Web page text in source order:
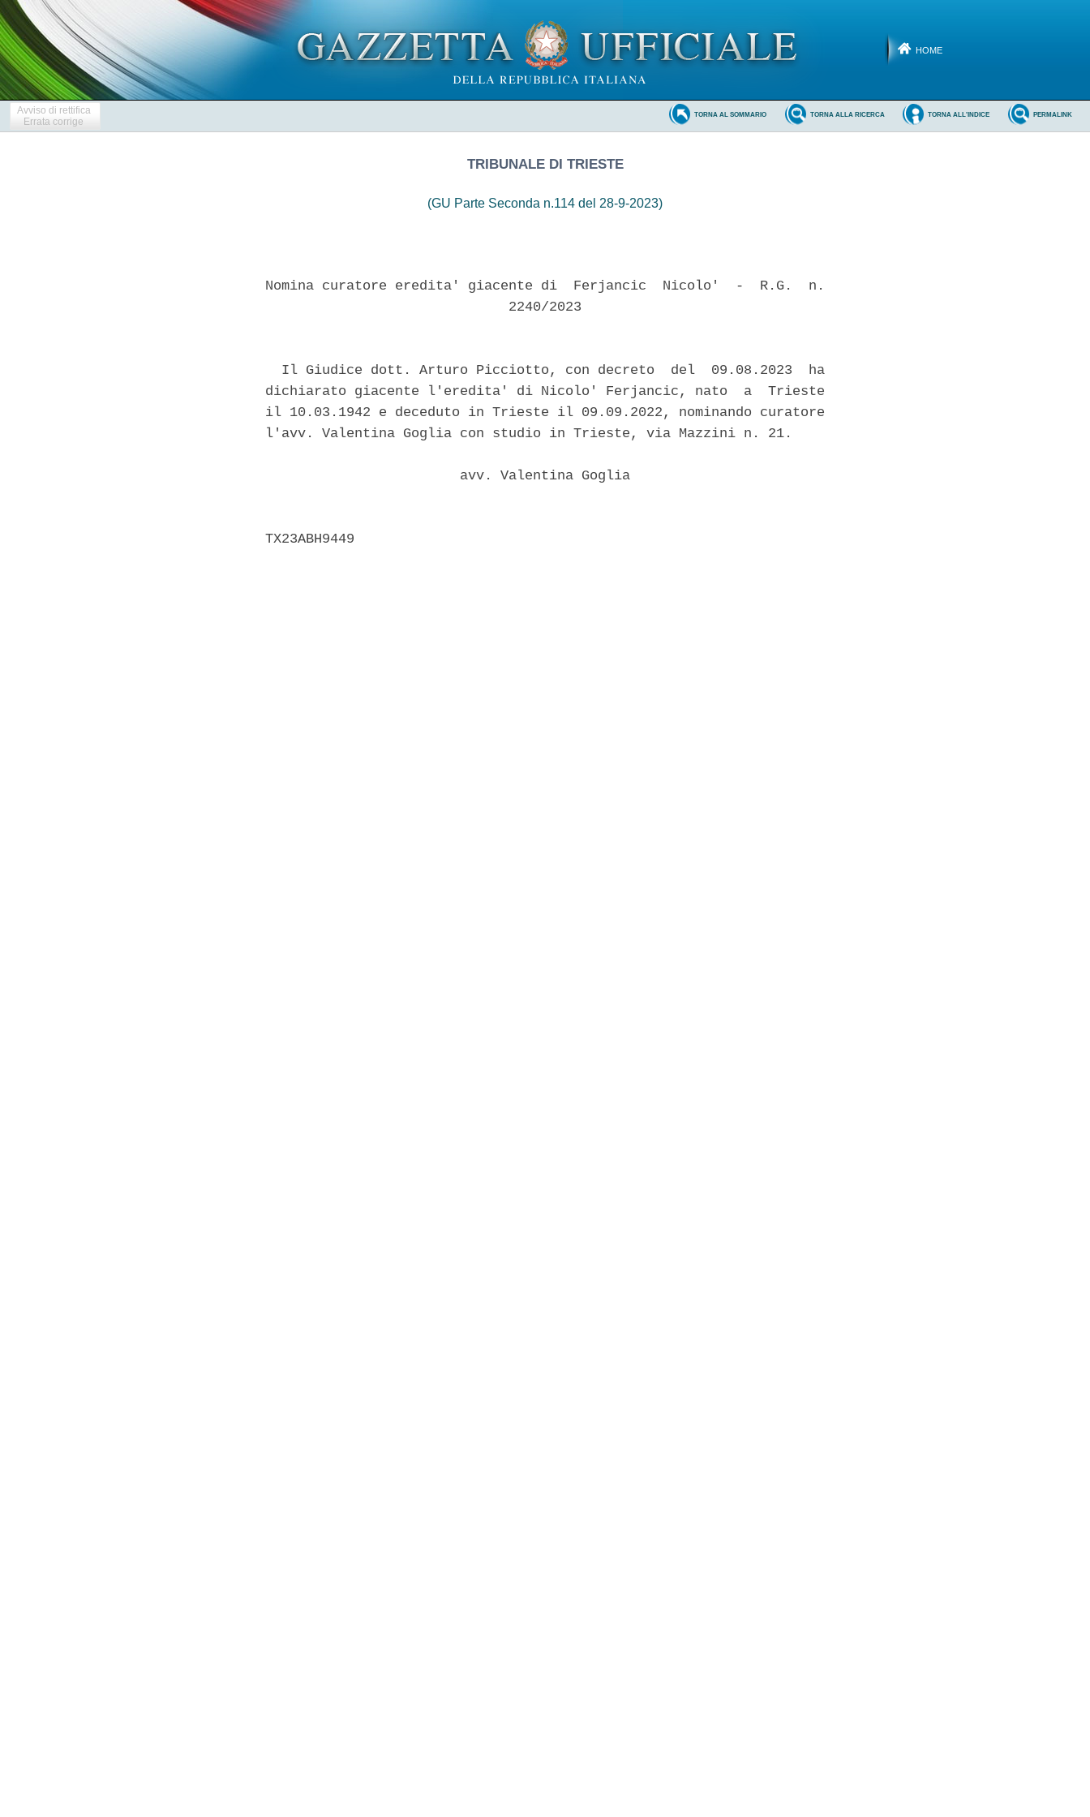
HOME
Avviso di rettifica
Errata corrige
PERMALINK
TORNA ALL'INDICE
TORNA ALLA RICERCA
TORNA AL SOMMARIO
TRIBUNALE DI TRIESTE
(GU Parte Seconda n.114 del 28-9-2023)
Nomina curatore eredita' giacente di  Ferjancic  Nicolo'  -  R.G.  n.
                              2240/2023
  Il Giudice dott. Arturo Picciotto, con decreto  del  09.08.2023  ha
dichiarato giacente l'eredita' di Nicolo' Ferjancic, nato  a  Trieste
il 10.03.1942 e deceduto in Trieste il 09.09.2022, nominando curatore
l'avv. Valentina Goglia con studio in Trieste, via Mazzini n. 21.
                        avv. Valentina Goglia